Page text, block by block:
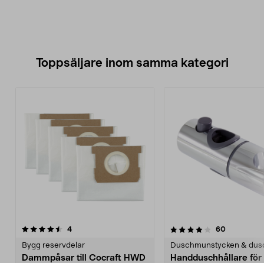
Toppsäljare inom samma kategori
4recensioner
Bygg reservdelar
Dammpåsar till Cocraft HWD
4.0 av 5 stjärnor 60
Duschmunstycken &
Handduschhållare
4.5 av 5 stjärnor